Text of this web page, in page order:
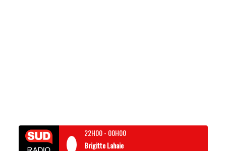
22H00- 00H00
Brigitte Lahaie